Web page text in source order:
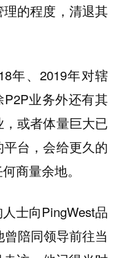
的程度，清退其
年、2019年对辖
业务外还有其
或者体量巨大已
台，会给更久的
商量余地。
士向PingWest品
陪同领导前往当